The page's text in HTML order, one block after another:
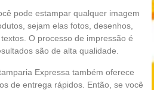
pode estampar qualquer imagem
sejam elas fotos, desenhos,
O processo de impressão é
são de alta qualidade.
Expressa também oferece
de entrega rápidos. Então, se você